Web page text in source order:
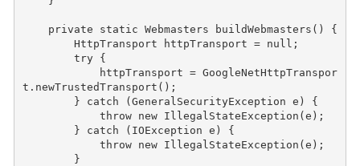
private static Webmasters buildWebmasters ()
{
HttpTransport
httpTransport = null ;
try
{
httpTransport = GoogleNetHttpTranspor
t . newTrustedTransport ();
}
catch ( GeneralSecurityException e )
{
throw
new IllegalStateException ( e );
}
catch ( IOException e )
{
throw
new IllegalStateException ( e );
}